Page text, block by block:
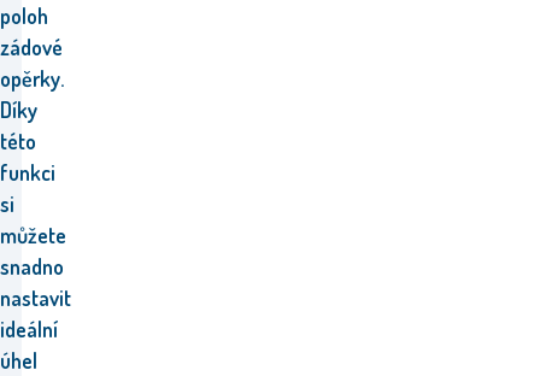
poloh
zádové
opěrky.
Díky
této
funkci
si
můžete
snadno
nastavit
ideální
úhel